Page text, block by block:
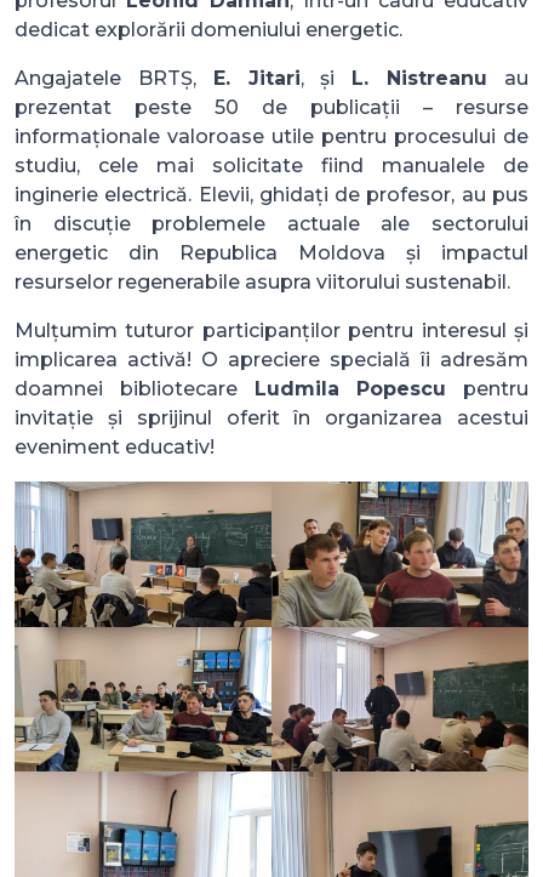
dedicat explorării domeniului energetic.
Angajatele BRTȘ, E. Jitari, și L. Nistreanu au
prezentat peste 50 de publicații – resurse
informaționale valoroase utile pentru procesului de
studiu, cele mai solicitate fiind manualele de
inginerie electrică. Elevii, ghidați de profesor, au pus
în discuție problemele actuale ale sectorului
energetic din Republica Moldova și impactul
resurselor regenerabile asupra viitorului sustenabil.
Mulțumim tuturor participanților pentru interesul și
implicarea activă! O apreciere specială îi adresăm
doamnei bibliotecare
Ludmila Popescu pentru
invitație și sprijinul oferit în organizarea acestui
eveniment educativ!